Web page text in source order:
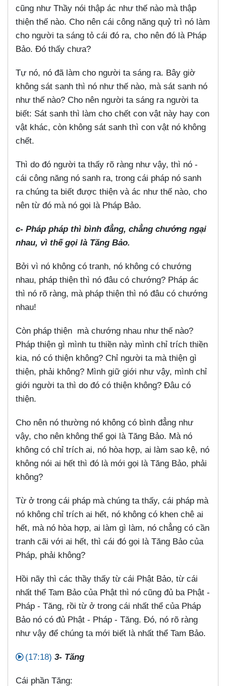
cũng như Thầy nói thập ác như thế nào mà thập
thiện thế nào. Cho nên cái công năng quỷ trì nó làm
cho người ta sáng tỏ cái đó ra, cho nên đó là Pháp
Bảo. Đó thấy chưa?
Tự nó, nó đã làm cho người ta sáng ra. Bây giờ
không sát sanh thì nó như thế nào, mà sát sanh nó
như thế nào? Cho nên người ta sáng ra người ta
biết: Sát sanh thì làm cho chết con vật này hay con
vật khác, còn không sát sanh thì con vật nó không
chết.
Thì do đó người ta thấy rõ ràng như vậy, thì nó -
cái công năng nó sanh ra, trong cái pháp nó sanh
ra chúng ta biết được thiện và ác như thế nào, cho
nên từ đó mà nó gọi là Pháp Bảo.
c- Pháp pháp thì bình đẳng, chẳng chướng ngại
nhau, vì thế gọi là Tăng Bảo.
Bởi vì nó không có tranh, nó không có chướng
nhau, pháp thiện thì nó đâu có chướng? Pháp ác
thì nó rõ ràng, mà pháp thiện thì nó đâu có chướng
nhau!
Còn pháp thiện mà chướng nhau như thế nào?
Pháp thiện gì mình tu thiền này mình chỉ trích thiền
kia, nó có thiện không? Chỉ người ta mà thiện gì
thiện, phải không? Mình giữ giới như vậy, mình chỉ
giới người ta thì do đó có thiện không? Đâu có
thiện.
Cho nên nó thường nó không có bình đẳng như
vậy, cho nên không thể gọi là Tăng Bảo. Mà nó
không có chỉ trích ai, nó hòa hợp, ai làm sao kệ, nó
không nói ai hết thì đó là mới gọi là Tăng Bảo, phải
không?
Từ ở trong cái pháp mà chúng ta thấy, cái pháp mà
nó không chỉ trích ai hết, nó không có khen chê ai
hết, mà nó hòa hợp, ai làm gì làm, nó chẳng có cần
tranh cãi với ai hết, thì cái đó gọi là Tăng Bảo của
Pháp, phải không?
Hồi nãy thì các thầy thấy từ cái Phật Bảo, từ cái
nhất thể Tam Bảo của Phật thì nó cũng đủ ba Phật -
Pháp - Tăng, rồi từ ở trong cái nhất thể của Pháp
Bảo nó có đủ Phật - Pháp - Tăng. Đó, nó rõ ràng
như vậy để chúng ta mới biết là nhất thể Tam Bảo.
(17:18) 3- Tăng
Cái phần Tăng: